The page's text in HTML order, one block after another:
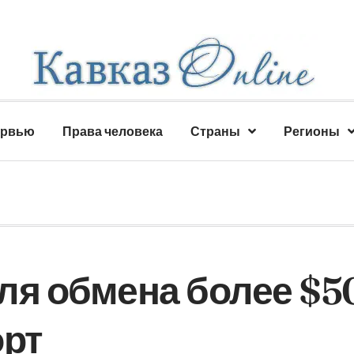
Права человека Страны Регионы
обмена более